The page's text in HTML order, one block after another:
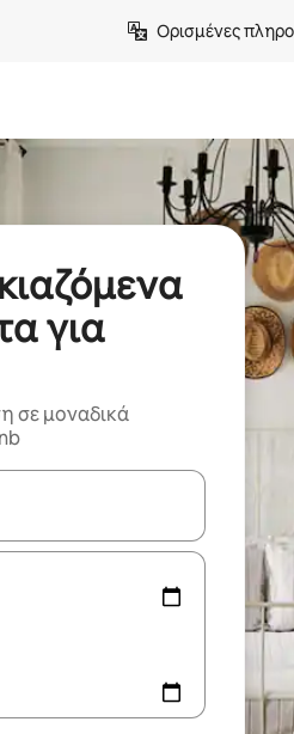
Ορισμένες
για
σε μοναδικά
διαθέσιμα, μπορείτε να